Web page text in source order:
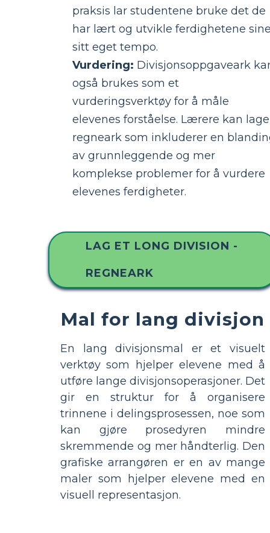
praksis lar studentene bruke det de
har lært og utvikle ferdighetene
sitt eget tempo.
Vurdering: Divisjonsoppgaveark
også brukes som et
vurderingsverktøy for å måle
elevenes forståelse. Lærere kan lage
regneark som inkluderer en
av grunnleggende og mer
komplekse problemer for å vurdere
elevenes ferdigheter.
LAG ET LONG DIVISION -
REGNEARK
Mal for lang divisjon
En lang divisjonsmal er et visuelt
verktøy som hjelper elevene med å
utføre lange divisjonsoperasjoner. Det
gir en struktur for å organisere
trinnene i delingsprosessen, noe som
kan gjøre prosedyren mindre
skremmende og mer håndterlig. Den
grafiske arrangøren er en av mange
maler som hjelper elevene med en
visuell representasjon.